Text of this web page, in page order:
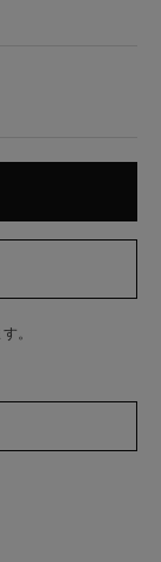
。